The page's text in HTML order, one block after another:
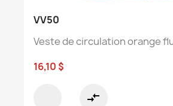
VV50
Veste de circulation orange
16,10 $
compare_arrows